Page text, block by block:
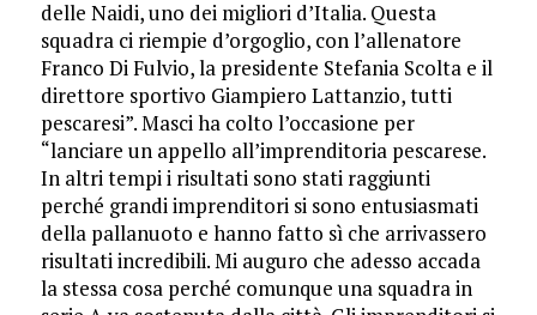
delle Naidi, uno dei migliori d’Italia. Questa
squadra ci riempie d’orgoglio, con l’allenatore
Franco Di Fulvio, la presidente Stefania Scolta e il
direttore sportivo Giampiero Lattanzio, tutti
pescaresi”. Masci ha colto l’occasione per
“lanciare un appello all’imprenditoria pescarese.
In altri tempi i risultati sono stati raggiunti
perché grandi imprenditori si sono entusiasmati
della pallanuoto e hanno fatto sì che arrivassero
risultati incredibili. Mi auguro che adesso accada
la stessa cosa perché comunque una squadra in